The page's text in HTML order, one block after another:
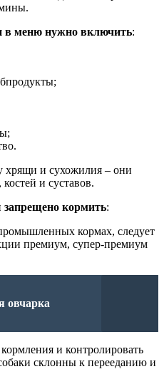
в меню нужно включить:
хрящи и сухожилия – они
и суставов.
запрещено кормить:
кормах, следует
премиум, супер-премиум
овчарка
и контролировать
склонны к перееданию и